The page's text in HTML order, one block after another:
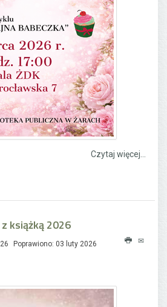
Czytaj więcej...
książką 2026
Poprawiono: 03 luty 2026